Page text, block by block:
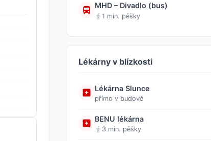
MHD – Divadlo (bus)
1 min. pěšky
Lékárny v blízkosti
Lékárna Slunce
přímo v budově
BENU lékárna
3 min. pěšky